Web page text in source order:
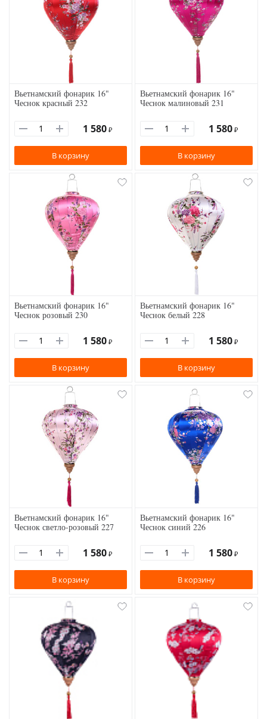
Вьетнамский фонарик 16"
Чеснок красный 232
1 580 ₽
В корзину
Вьетнамский фонарик 16"
Чеснок малиновый 231
1 580 ₽
В корзину
Вьетнамский фонарик 16"
Чеснок розовый 230
1 580 ₽
В корзину
Вьетнамский фонарик 16"
Чеснок белый 228
1 580 ₽
В корзину
Вьетнамский фонарик 16"
Чеснок светло-розовый 227
1 580 ₽
В корзину
Вьетнамский фонарик 16"
Чеснок синий 226
1 580 ₽
В корзину